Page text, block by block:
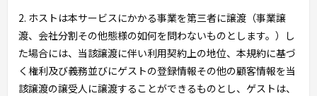
2. ホストは本サービスにかかる事業を第三者に譲渡（事業譲
渡、会社分割その他態様の如何を問わないものとします。）し
た場合には、当該譲渡に伴い利用契約上の地位、本規約に基づ
く権利及び義務並びにゲストの登録情報その他の顧客情報を当
該譲渡の譲受人に譲渡することができるものとし、ゲストは、